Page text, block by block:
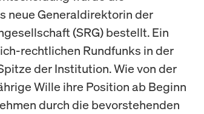
neue Generaldirektorin der
(SRG) bestellt. Ein
rechtlichen Rundfunks in der
der Institution. Wie von der
Wille ihre Position ab Beginn
durch die bevorstehenden